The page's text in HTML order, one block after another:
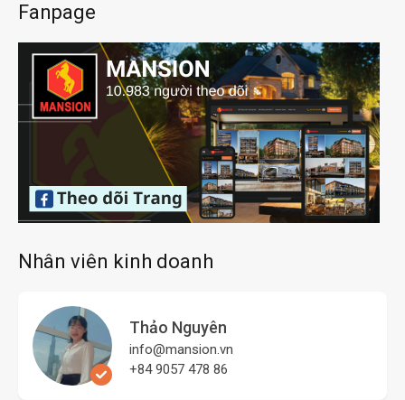
Fanpage
Nhân viên kinh doanh
Thảo Nguyên
info@mansion.vn
+84 9057 478 86